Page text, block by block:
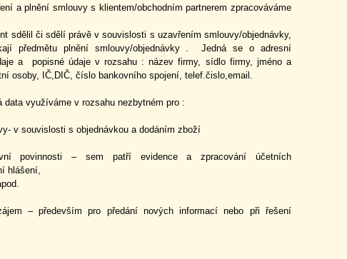
a plnění smlouvy s klientem/obchodním partnerem zpracováváme
sdělil či sdělí právě v souvislosti s uzavřením smlouvy/objednávky,
předmětu plnění smlouvy/objednávky . Jedná se o adresní
a popisné údaje v rozsahu : název firmy, sídlo firmy, jméno a
osoby, IČ,DIČ, číslo bankovního spojení, telef.čislo,email.
využíváme v rozsahu nezbytném pro :
v souvislosti s objednávkou a dodáním zboží
povinnosti – sem patří evidence a zpracování účetních
hlášení,
– především pro předání nových informací nebo při řešení